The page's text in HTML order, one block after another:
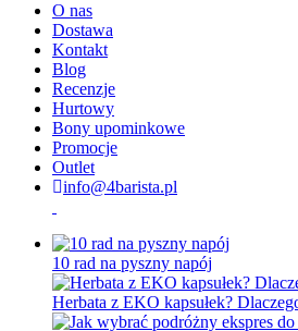
O nas
Dostawa
Kontakt
Blog
Recenzje
Hurtowy
Bony upominkowe
Promocje
Outlet
info@4barista.pl
10 rad na pyszny napój
Herbata z EKO kapsułek?